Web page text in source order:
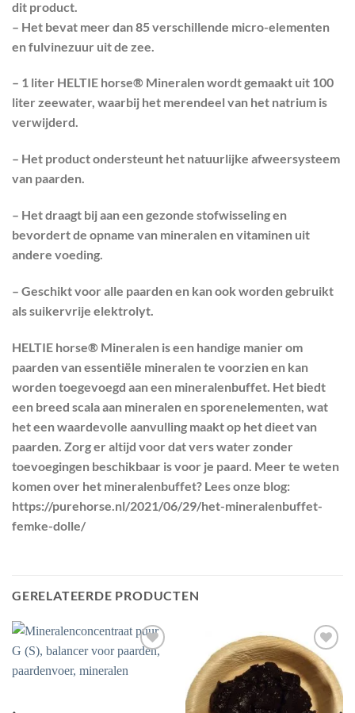
dit product.
– Het bevat meer dan 85 verschillende micro-elementen
en fulvinezuur uit de zee.
– 1 liter HELTIE horse® Mineralen wordt gemaakt uit 100
liter zeewater, waarbij het merendeel van het natrium is
verwijderd.
– Het product ondersteunt het natuurlijke afweersysteem
van paarden.
– Het draagt bij aan een gezonde stofwisseling en
bevordert de opname van mineralen en vitaminen uit
andere voeding.
– Geschikt voor alle paarden en kan ook worden gebruikt
als suikervrije elektrolyt.
HELTIE horse® Mineralen is een handige manier om
paarden van essentiële mineralen te voorzien en kan
worden toegevoegd aan een mineralenbuffet. Het biedt
een breed scala aan mineralen en sporenelementen, wat
het een waardevolle aanvulling maakt op het dieet van
paarden. Zorg er altijd voor dat vers water zonder
toevoegingen beschikbaar is voor je paard. Meer te weten
komen over het mineralenbuffet? Lees onze blog:
https://purehorse.nl/2021/06/29/het-mineralenbuffet-
femke-dolle/
GERELATEERDE PRODUCTEN
Toevoegen
Toevoegen
aan
wenslijst